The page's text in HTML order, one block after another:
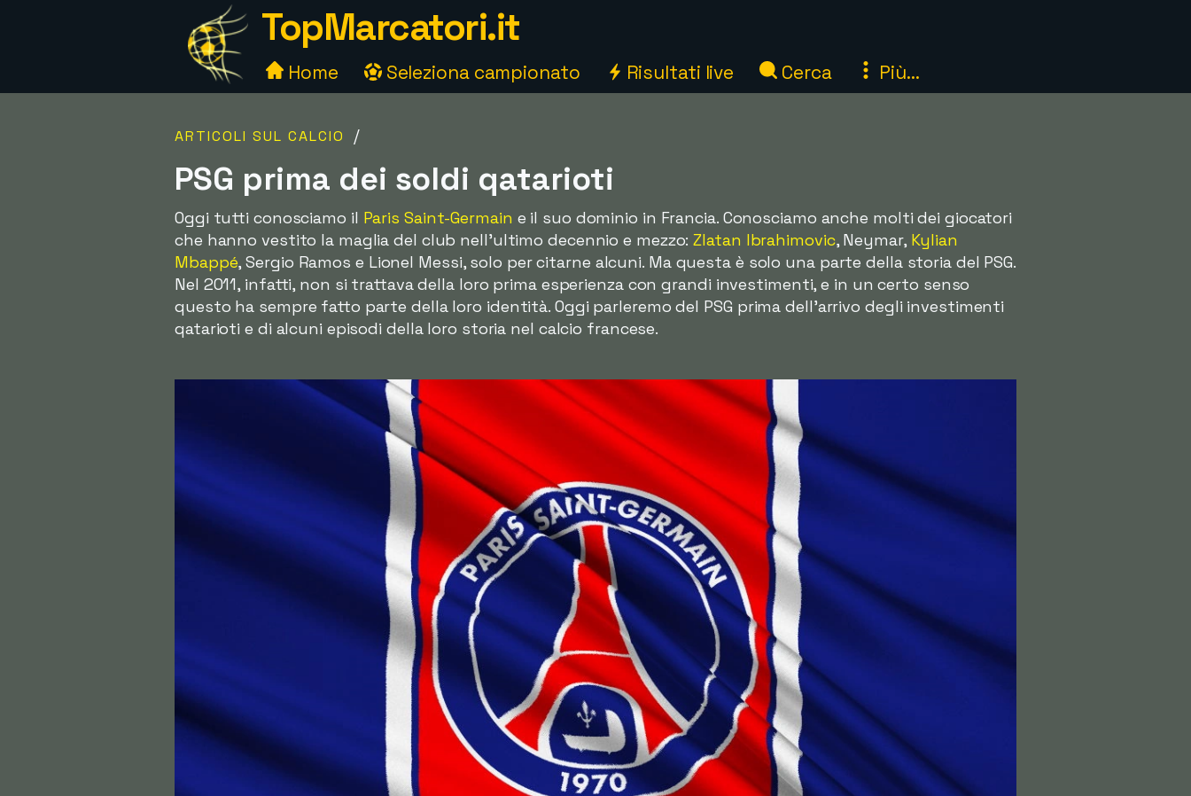
TopMarcatori.it
Home Seleziona campionato Risultati live Cerca Più...
ARTICOLI SUL CALCIO /
PSG prima dei soldi qatarioti
Oggi tutti conosciamo il Paris Saint-Germain e il suo dominio in Francia. Conosciamo anche molti dei giocatori
che hanno vestito la maglia del club nell'ultimo decennio e mezzo:Zlatan Ibrahimovic, Neymar, Kylian
Mbappé, Sergio Ramos e Lionel Messi, solo per citarne alcuni. Ma questa è solo una parte della storia del PSG.
Nel 2011, infatti, non si trattava della loro prima esperienza con grandi investimenti, e in un certo senso
questo ha sempre fatto parte della loro identità. Oggi parleremo del PSG prima dell'arrivo degli investimenti
qatarioti e di alcuni episodi della loro storia nel calcio francese.